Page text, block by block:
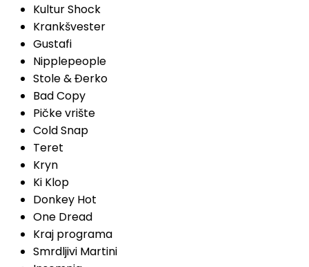
Kultur Shock
Krankšvester
Gustafi
Nipplepeople
Stole & Đerko
Bad Copy
Pičke vrište
Cold Snap
Teret
Kryn
Ki Klop
Donkey Hot
One Dread
Kraj programa
Smrdljivi Martini